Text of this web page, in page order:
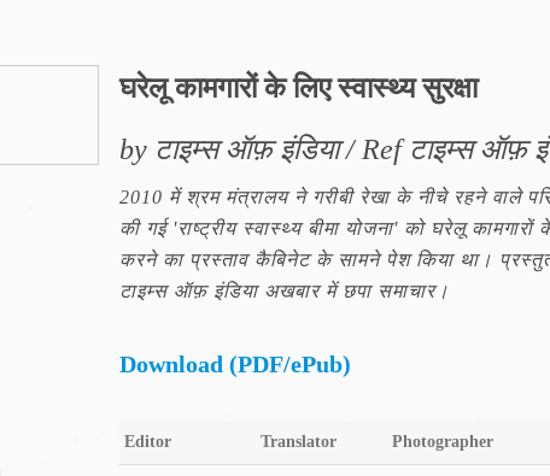
घरेलू कामगारों के लिए स्वास्थ्य सुरक्षा
by टाइम्स ऑफ़ इंडिया / Ref टाइम्स ऑफ़
2010 में श्रम मंत्रालय ने गरीबी रेखा के नीचे रहने वाले
की गई 'राष्ट्रीय स्वास्थ्य बीमा योजना' को घरेलू कामगारों
करने का प्रस्ताव कैबिनेट के सामने पेश किया था।
टाइम्स ऑफ़ इंडिया अखबार में छपा समाचार।
Download (PDF/ePub)
Editor Translator Photographer